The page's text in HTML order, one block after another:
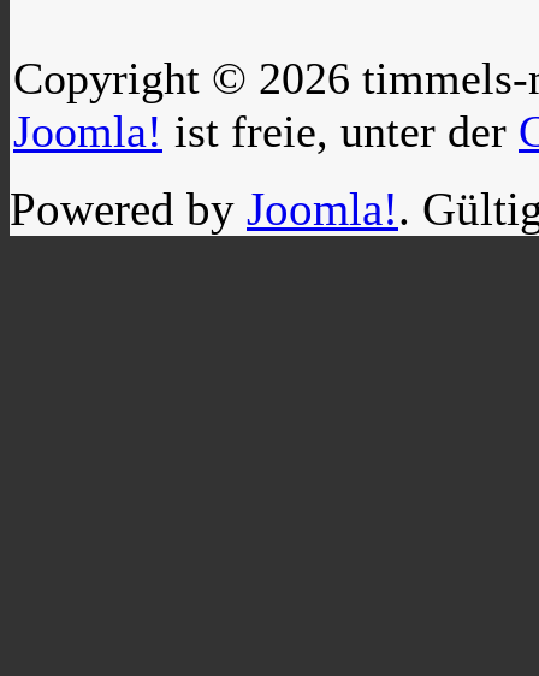
Copyright © 2026 timmels-
Joomla! ist freie, unter der
Powered by Joomla!.